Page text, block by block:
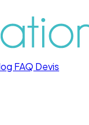
FAQ Devis